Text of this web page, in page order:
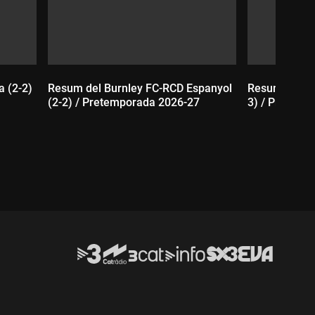
(2-2)
Resum del Burnley FC-RCD Espanyol
(2-2) / Pretemporada 2026-27
Resum del
3) /